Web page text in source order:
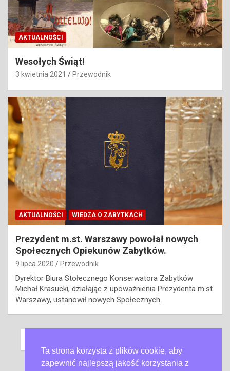
AKTUALNOŚCI
Wesołych Świąt!
3 kwietnia 2021 Przewodnik
AKTUALNOŚCI WIEDZA O ZABYTKACH
Prezydent m.st. Warszawy powołał nowych
Społecznych Opiekunów Zabytków.
9 lipca 2020 Przewodnik
Dyrektor Biura Stołecznego Konserwatora Zabytków
Michał Krasucki, działając z upoważnienia Prezydenta m.st.
Warszawy, ustanowił nowych Społecznych…
po
Next
Ta strona korzysta z plików cookie, aby
zapewnić najlepszą jakość korzystania z